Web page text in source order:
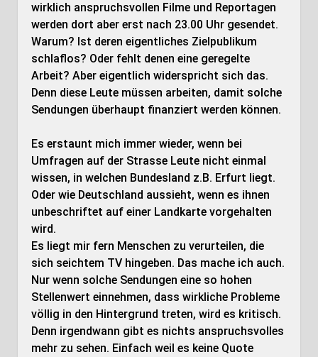
wirklich anspruchsvollen Filme und Reportagen
werden dort aber erst nach 23.00 Uhr gesendet.
Warum? Ist deren eigentliches Zielpublikum
schlaflos? Oder fehlt denen eine geregelte
Arbeit? Aber eigentlich widerspricht sich das.
Denn diese Leute müssen arbeiten, damit solche
Sendungen überhaupt finanziert werden können.
Es erstaunt mich immer wieder, wenn bei
Umfragen auf der Strasse Leute nicht einmal
wissen, in welchen Bundesland z.B. Erfurt liegt.
Oder wie Deutschland aussieht, wenn es ihnen
unbeschriftet auf einer Landkarte vorgehalten
wird.
Es liegt mir fern Menschen zu verurteilen, die
sich seichtem TV hingeben. Das mache ich auch.
Nur wenn solche Sendungen eine so hohen
Stellenwert einnehmen, dass wirkliche Probleme
völlig in den Hintergrund treten, wird es kritisch.
Denn irgendwann gibt es nichts anspruchsvolles
mehr zu sehen. Einfach weil es keine Quote